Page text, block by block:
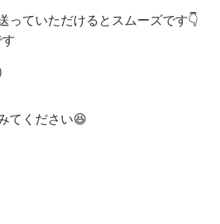
っていただけるとスムーズです👇
てください😆